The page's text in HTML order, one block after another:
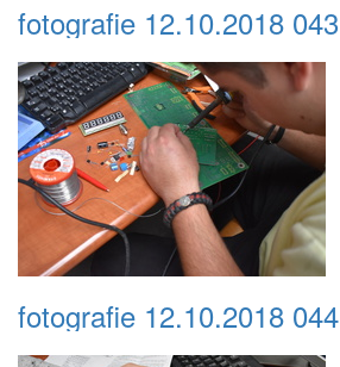
fotografie 12.10.2018 043
fotografie 12.10.2018 044